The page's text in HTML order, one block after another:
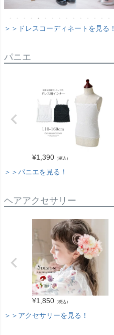
＞＞ドレスコーディネートを見る！
パニエ
¥1,390 （税込）
＞＞パニエを見る！
ヘアアクセサリー
¥1,850 （税込）
＞＞アクセサリーを見る！